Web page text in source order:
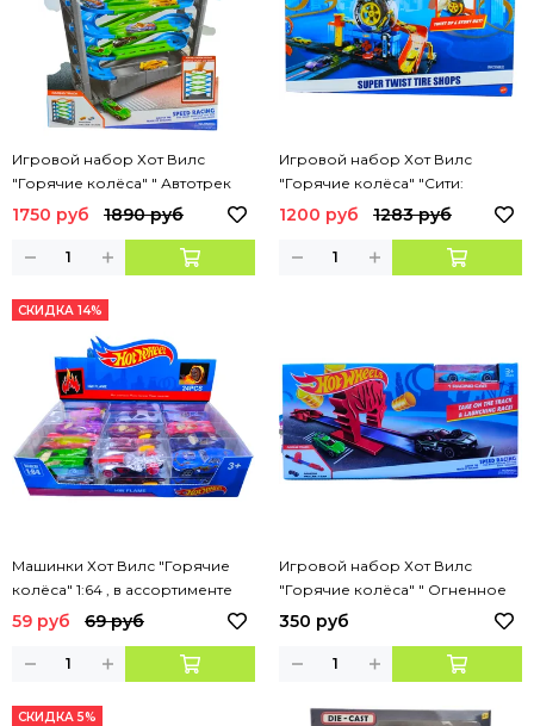
Игровой набор Хот Вилс
"Горячие колёса" " Автотрек
горка " + 2 машинки (
1750 руб 1890 руб
Игровой набор Хот Вилс
"Горячие колёса" "Сити:
Автотрек Шиномонтажная
1200 руб 1283 руб
СКИДКА 14%
Машинки Хот Вилс "Горячие
колёса" 1:64 , в ассортименте
59 руб 69 руб
Игровой набор Хот Вилс
"Горячие колёса" " Огненное
пламя " + 1 машинка
350 руб
СКИДКА 5%